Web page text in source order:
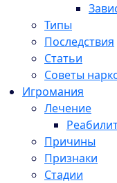
Типы
Последствия
Статьи
Советы
Игромания
Лечение
Причины
Признаки
Стадии